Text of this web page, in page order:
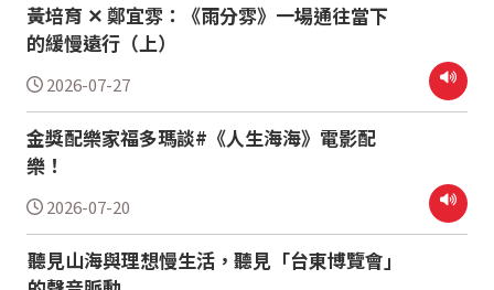
黃培育 ✕ 鄭宜雰：《雨分雰》一場通往當下
的緩慢遠行（上）
2026-07-27
金獎配樂家福多瑪談#《人生海海》電影配
樂！
2026-07-20
聽見山海與理想慢生活，聽見「台東博覽會」